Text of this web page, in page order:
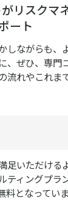
リスクマ
ート
しながらも、
、ぜひ、専門
流れやこれま
足いただける
ティングプラ
料となってい